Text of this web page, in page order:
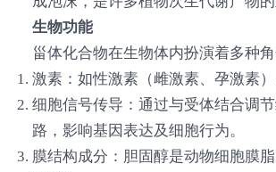
生物功能
甾体化合物在生物体内扮演着多种角
激素：如性激素（雌激素、孕激素）
细胞信号传导 ：通过与受体结合调
路，影响基因表达及细胞行为。
膜结构成分 ：胆固醇是动物细胞膜